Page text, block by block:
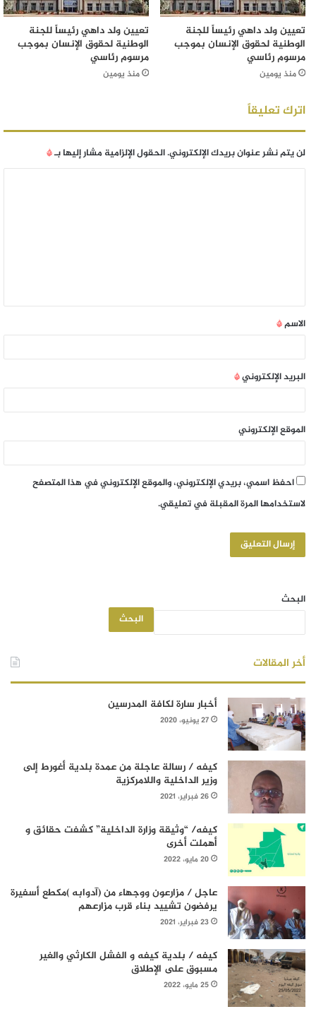
تعيين ولد داهي رئيساً للجنة
الوطنية لحقوق الإنسان بموجب
مرسوم رئاسي
منذ يومين
تعيين ولد داهي رئيساً للجنة
الوطنية لحقوق الإنسان بموجب
مرسوم رئاسي
منذ يومين
اترك تعليقاً
لن يتم نشر عنوان بريدك الإلكتروني.الحقول الإلزامية مشار إليها بـ*
الاسم*
البريد الإلكتروني*
الموقع الإلكتروني
احفظ اسمي، بريدي الإلكتروني، والموقع الإلكتروني في هذا المتصفح
لاستخدامها المرة المقبلة في تعليقي.
البحث
البحث
أخر المقالات
أخبار سارة لكافة المدرسين
27 يونيو، 2020
كيفه / رسالة عاجلة من عمدة بلدية أغورط إلى
وزير الداخلية واللامركزية
26 فبراير، 2021
كيفه/ “وثيقة وزارة الداخلية” كشفت حقائق و
أهملت أخرى
20 مايو، 2022
عاجل / مزارعون ووجهاء من (آدوابه )مكطع أسفيرة
يرفضون تشييد بناء قرب مزارعهم
23 فبراير، 2021
كيفه / بلدية كيفه و الفشل الكارثي والغير
مسبوق على الإطلاق
25 مايو، 2022